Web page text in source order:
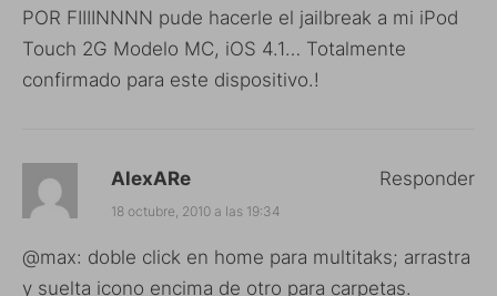
POR FIIIINNNN pude hacerle el jailbreak a mi iPod
Touch 2G Modelo MC, iOS 4.1… Totalmente
confirmado para este dispositivo.!
AlexARe
18 octubre, 2010 a las 19:34
@max: doble click en home para multitaks; arrastra
y suelta icono encima de otro para carpetas.
Responder